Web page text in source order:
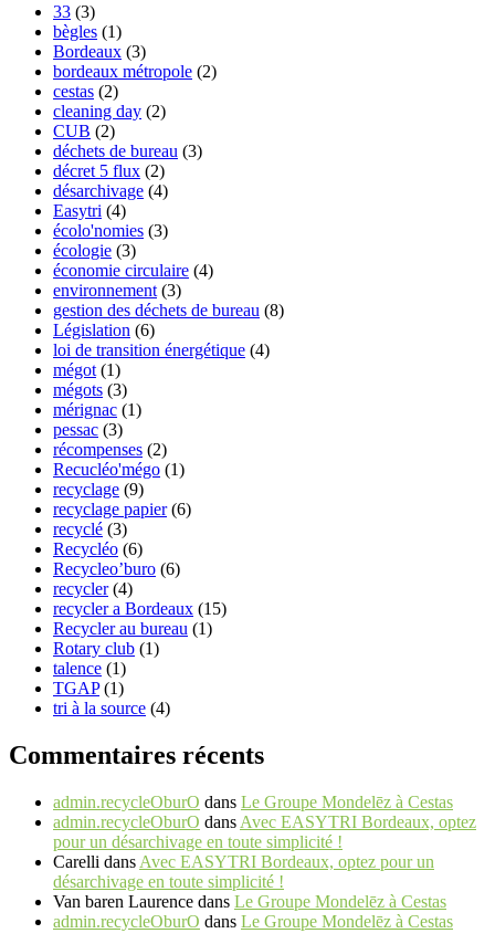
33 (3)
bègles (1)
Bordeaux (3)
bordeaux métropole (2)
cestas (2)
cleaning day (2)
CUB (2)
déchets de bureau (3)
décret 5 flux (2)
désarchivage (4)
Easytri (4)
écolo'nomies (3)
écologie (3)
économie circulaire (4)
environnement (3)
gestion des déchets de bureau (8)
Législation (6)
loi de transition énergétique (4)
mégot (1)
mégots (3)
mérignac (1)
pessac (3)
récompenses (2)
Recucléo'mégo (1)
recyclage (9)
recyclage papier(6)
recyclé (3)
Recycléo (6)
Recycleo’buro (6)
recycler(4)
recycler a Bordeaux (15)
Recycler au bureau (1)
Rotary club (1)
talence (1)
TGAP(1)
tri à la source (4)
Commentaires récents
admin.recycleOburO dans Le Groupe Mondelēz à Cestas
admin.recycleOburO dans Avec EASYTRI Bordeaux, optez
pour un désarchivage en toute simplicité !
Carelli dans Avec EASYTRI Bordeaux, optez pour un
désarchivage en toute simplicité !
Van baren Laurence dans Le Groupe Mondelēz à Cestas
admin.recycleOburO dans Le Groupe Mondelēz à Cestas